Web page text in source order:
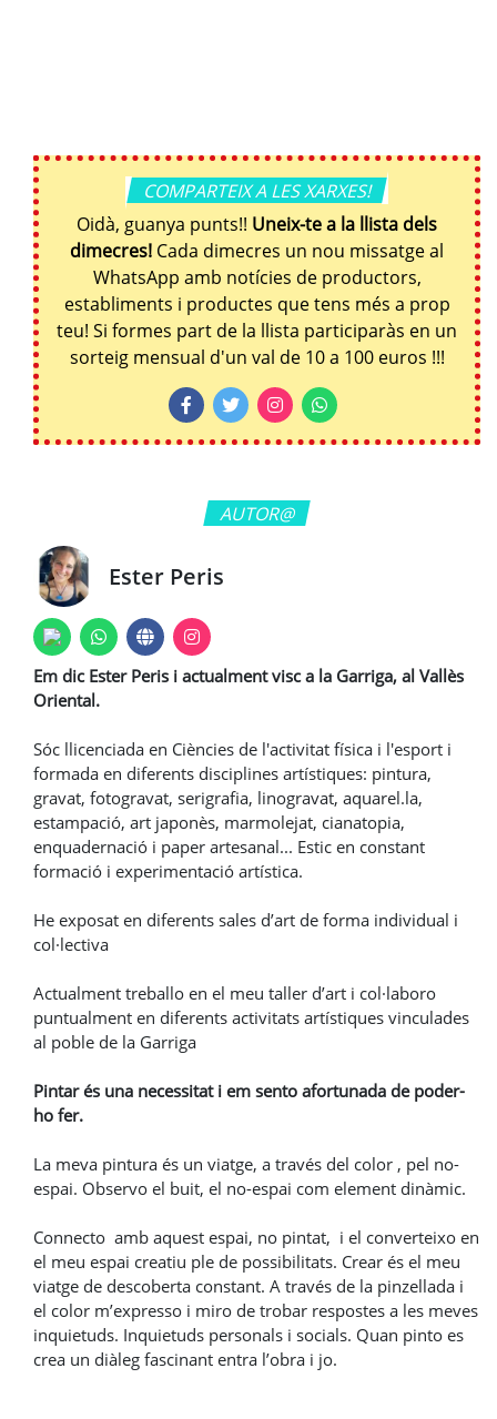
COMPARTEIX A LES XARXES!
Oidà, guanya punts!! Uneix-te a la llista dels
dimecres! Cada dimecres un nou missatge al
WhatsApp amb notícies de productors,
establiments i productes que tens més a prop
teu! Si formes part de la llista participaràs en un
sorteig mensual d'un val de 10 a 100 euros !!!
AUTOR@
Ester Peris
Em dic Ester Peris i actualment visc a la Garriga, al Vallès
Oriental.
​Sóc llicenciada en Ciències de l'activitat física i l'esport i
formada en diferents disciplines artístiques: pintura,
gravat, fotogravat, serigrafia, linogravat, aquarel.la,
estampació, art japonès, marmolejat, cianatopia,
enquadernació i paper artesanal... Estic en constant
formació i experimentació artística.
​He exposat en diferents sales d’art de forma individual i
col·lectiva
Actualment treballo en el meu taller d’art i col·laboro
puntualment en diferents activitats artístiques vinculades
al poble de la Garriga
Pintar és una necessitat i em sento afortunada de poder-
ho fer.
La meva pintura és un viatge, a través del color , pel no-
espai. Observo el buit, el no-espai com element dinàmic.
Connecto amb aquest espai, no pintat, i el converteixo en
el meu espai creatiu ple de possibilitats. Crear és el meu
viatge de descoberta constant. A través de la pinzellada i
el color m’expresso i miro de trobar respostes a les meves
inquietuds. Inquietuds personals i socials. Quan pinto es
crea un diàleg fascinant entra l’obra i jo.